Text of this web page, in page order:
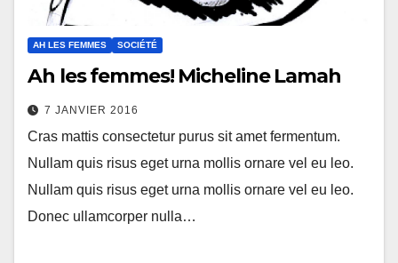
AH LES FEMMES SOCIÉTÉ
Ah les femmes! Micheline Lamah
7 JANVIER 2016
Cras mattis consectetur purus sit amet fermentum.
Nullam quis risus eget urna mollis ornare vel eu leo.
Nullam quis risus eget urna mollis ornare vel eu leo.
Donec ullamcorper nulla…